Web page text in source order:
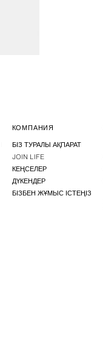
КОМПАНИЯ
БІЗ ТУРАЛЫ АҚПАРАТ
JOIN LIFE
КЕҢСЕЛЕР
ДҮКЕНДЕР
БІЗБЕН ЖҰМЫС ІСТЕҢІЗ